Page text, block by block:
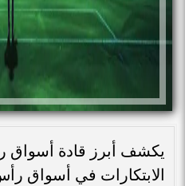
يكشف أبرز قادة
الابتكارات في أسواق